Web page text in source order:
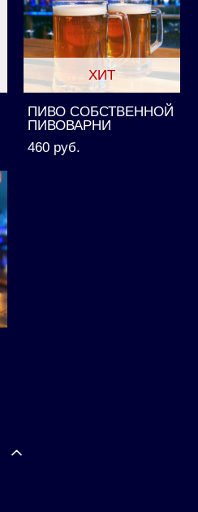
ХИТ
ПИВО СОБСТВЕННОЙ
ПИВОВАРНИ
460 pуб.